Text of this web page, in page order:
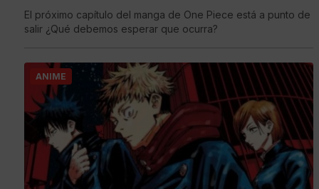
El próximo capítulo del manga de One Piece está a punto de
salir ¿Qué debemos esperar que ocurra?
ANIME